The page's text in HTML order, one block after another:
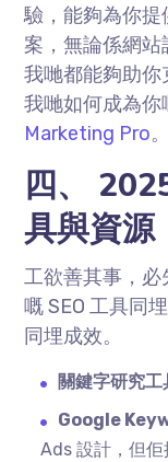
驗，能夠為你
案，無論係網站
我哋都能夠助
我哋如何成為
Marketing Pro。
四、
具與資源
工欲善其事，
嘅 SEO 工具同
同埋成效。
關鍵字研究工
Google
Ads 設計，但